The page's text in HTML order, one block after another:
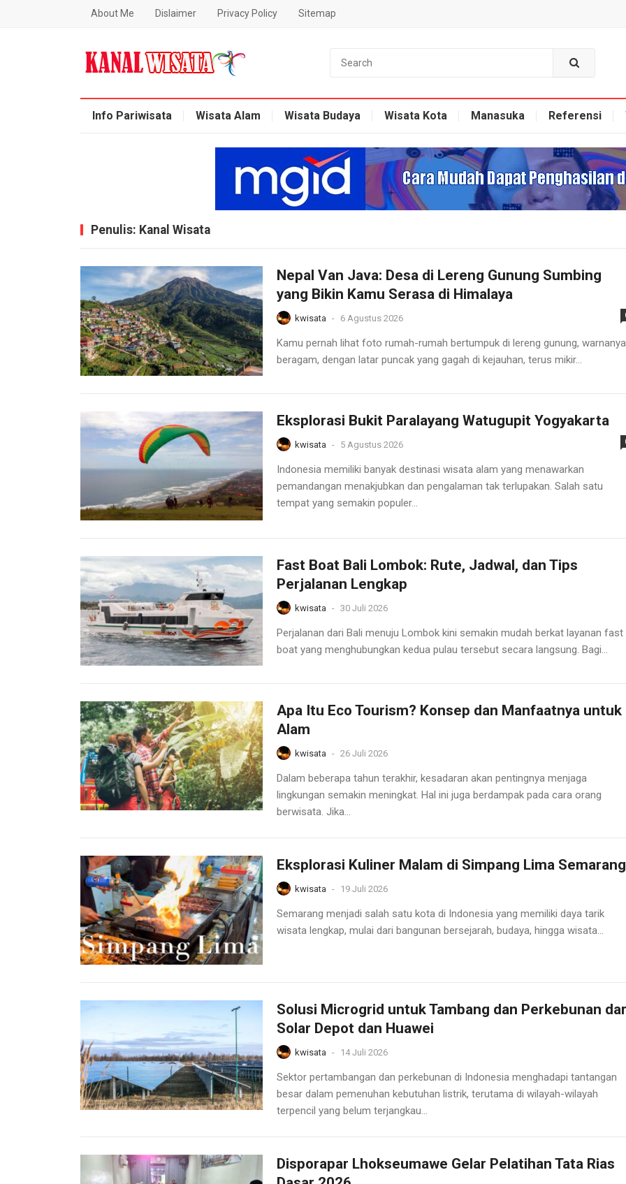
About Me Dislaimer Privacy Policy Sitemap
Blog Kanal Wisata
Info Pariwisata
Wisata Alam Wisata Budaya Wisata Kota Manasuka Referensi
Penulis: Kanal Wisata
Nepal Van Java: Desa di Lereng Gunung Sumbing
yang Bikin Kamu Serasa di Himalaya
kwisata - 6 Agustus 2026
Kamu pernah lihat foto rumah-rumah bertumpuk di lereng gunung, warnanya
beragam, dengan latar puncak yang gagah di kejauhan, terus mikir...
Eksplorasi Bukit Paralayang Watugupit Yogyakarta
kwisata - 5 Agustus 2026
Indonesia memiliki banyak destinasi wisata alam yang menawarkan
pemandangan menakjubkan dan pengalaman tak terlupakan. Salah satu
tempat yang semakin populer...
Fast Boat Bali Lombok: Rute, Jadwal, dan Tips
Perjalanan Lengkap
kwisata - 30 Juli 2026
Perjalanan dari Bali menuju Lombok kini semakin mudah berkat layanan fast
boat yang menghubungkan kedua pulau tersebut secara langsung. Bagi...
Apa Itu Eco Tourism? Konsep dan Manfaatnya untuk
Alam
kwisata - 26 Juli 2026
Dalam beberapa tahun terakhir, kesadaran akan pentingnya menjaga
lingkungan semakin meningkat. Hal ini juga berdampak pada cara orang
berwisata. Jika...
Eksplorasi Kuliner Malam di Simpang Lima Semarang
kwisata - 19 Juli 2026
Semarang menjadi salah satu kota di Indonesia yang memiliki daya tarik
wisata lengkap, mulai dari bangunan bersejarah, budaya, hingga wisata...
Solusi Microgrid untuk Tambang dan Perkebunan
Solar Depot dan Huawei
kwisata - 14 Juli 2026
Sektor pertambangan dan perkebunan di Indonesia menghadapi tantangan
besar dalam pemenuhan kebutuhan listrik, terutama di wilayah-wilayah
terpencil yang belum terjangkau...
Disporapar Lhokseumawe Gelar Pelatihan Tata Rias